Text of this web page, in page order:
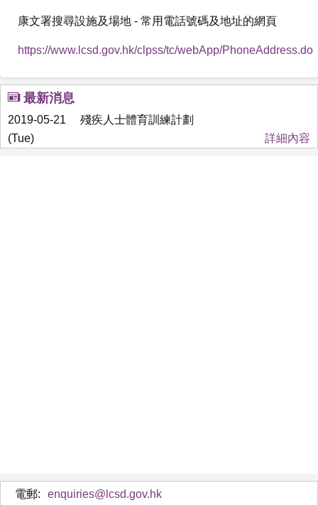
康文署搜尋設施及場地 - 常用電話號碼及地址的網頁
https://www.lcsd.gov.hk/clpss/tc/webApp/PhoneAddress.do
最新消息
2019-05-21
(Tue)
殘疾人士體育訓練計劃
詳細內容
電郵:
enquiries@lcsd.gov.hk